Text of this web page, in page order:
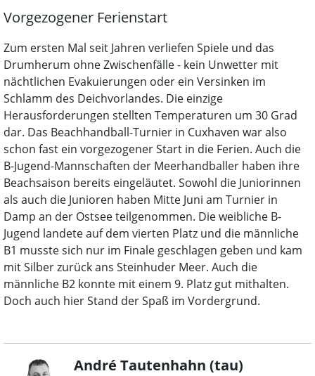
Vorgezogener Ferienstart
Zum ersten Mal seit Jahren verliefen Spiele und das
Drumherum ohne Zwischenfälle - kein Unwetter mit
nächtlichen Evakuierungen oder ein Versinken im
Schlamm des Deichvorlandes. Die einzige
Herausforderungen stellten Temperaturen um 30 Grad
dar. Das Beachhandball-Turnier in Cuxhaven war also
schon fast ein vorgezogener Start in die Ferien. Auch die
B-Jugend-Mannschaften der Meerhandballer haben ihre
Beachsaison bereits eingeläutet. Sowohl die Juniorinnen
als auch die Junioren haben Mitte Juni am Turnier in
Damp an der Ostsee teilgenommen. Die weibliche B-
Jugend landete auf dem vierten Platz und die männliche
B1 musste sich nur im Finale geschlagen geben und kam
mit Silber zurück ans Steinhuder Meer. Auch die
männliche B2 konnte mit einem 9. Platz gut mithalten.
Doch auch hier Stand der Spaß im Vordergrund.
André Tautenhahn (tau)